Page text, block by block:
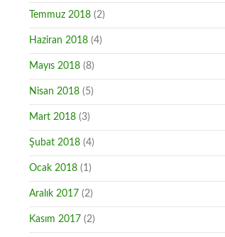
Temmuz 2018 (2)
Haziran 2018 (4)
Mayıs 2018 (8)
Nisan 2018 (5)
Mart 2018 (3)
Şubat 2018 (4)
Ocak 2018 (1)
Aralık 2017 (2)
Kasım 2017 (2)